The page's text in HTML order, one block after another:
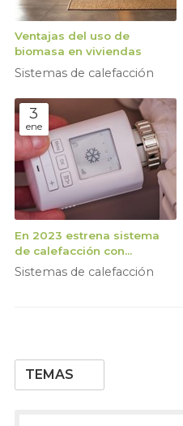
TEMAS
Ventajas del uso de
biomasa en viviendas
Sistemas de calefacción
3
ene
En 2023 estrena sistema
de calefacción con
energías renovables
Sistemas de calefacción